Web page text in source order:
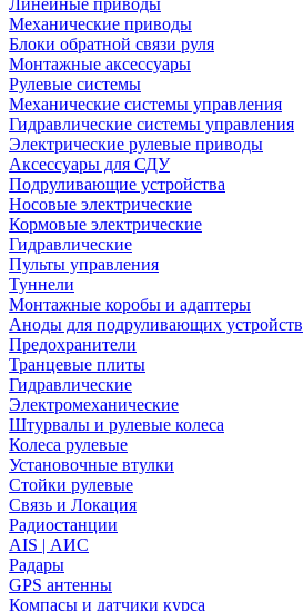
Линейные приводы
Механические приводы
Блоки обратной связи руля
Монтажные аксессуары
Рулевые системы
Механические системы управления
Гидравлические системы управления
Электрические рулевые приводы
Аксессуары для СДУ
Подруливающие устройства
Носовые электрические
Кормовые электрические
Гидравлические
Пульты управления
Туннели
Монтажные коробы и адаптеры
Аноды для подруливающих устройств
Предохранители
Транцевые плиты
Гидравлические
Электромеханические
Штурвалы и рулевые колеса
Колеса рулевые
Установочные втулки
Стойки рулевые
Связь и Локация
Радиостанции
AIS | АИС
Радары
GPS антенны
Компасы и датчики курса